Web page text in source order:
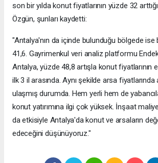
son bir yılda konut fiyatlarının yüzde 32
Özgün, şunları kaydetti:
"Antalya'nın da içinde bulunduğu bölgede
41,6. Gayrimenkul veri analiz platformu
Antalya, yüzde 48,8 artışla konut fiyatlarının
ilk 3 il arasında. Aynı şekilde arsa
ulaşmış durumda. Hem yerli hem de
konut yatırımına ilgi çok yüksek. İnşaat
da etkisiyle Antalya'da konut ve arsaların
edeceğini düşünüyoruz."